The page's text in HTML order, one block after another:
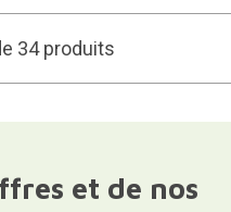
34 produits
et de nos